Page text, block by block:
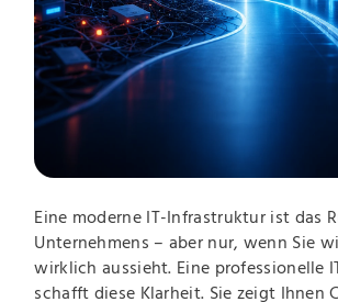
Eine moderne IT-Infrastruktur ist das
Unternehmens – aber nur, wenn Sie
wirklich aussieht. Eine professionelle
schafft diese Klarheit. Sie zeigt Ihnen